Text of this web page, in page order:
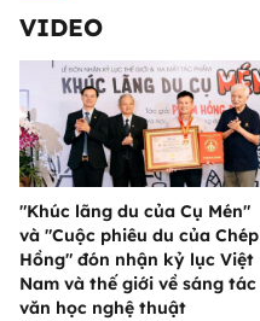
VIDEO
"Khúc lãng du của Cụ Mén"
và "Cuộc phiêu du của Chép
Hồng" đón nhận kỷ lục Việt
Nam và thế giới về sáng tác
văn học nghệ thuật